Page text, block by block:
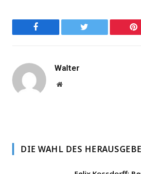
Facebook Twitter
Walter
Website
DIE WAHL DES